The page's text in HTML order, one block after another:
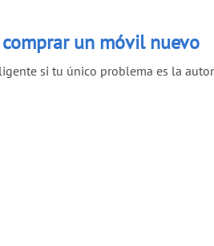
un móvil nuevo
si tu único problema es la